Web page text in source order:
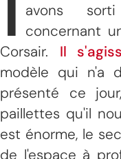
avons
concernant
Corsair. Il
modèle qui n'a
présenté ce
paillettes qu'il
est énorme, le
de l'espace à